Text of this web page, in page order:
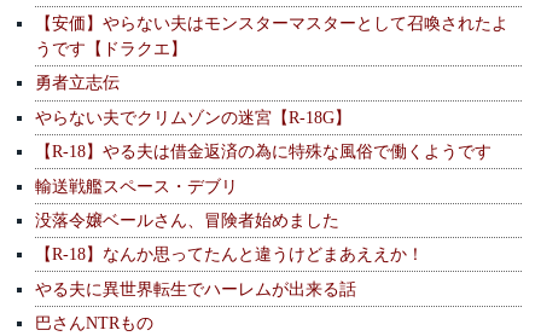
【安価】やらない夫はモンスターマスターとして召喚されたよ
うです【ドラクエ】
勇者立志伝
やらない夫でクリムゾンの迷宮【R-18G】
【R-18】やる夫は借金返済の為に特殊な風俗で働くようです
輸送戦艦スペース・デブリ
没落令嬢ベールさん、冒険者始めました
【R-18】なんか思ってたんと違うけどまあええか！
やる夫に異世界転生でハーレムが出来る話
巴さんNTRもの